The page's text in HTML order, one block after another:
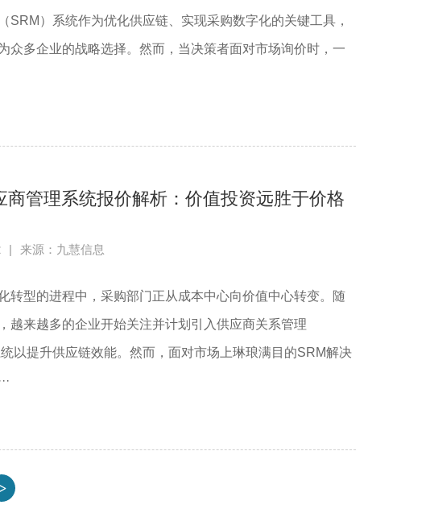
SRM）系统作为优化供应链、实现采购数字化的关键工具，
众多企业的战略选择。然而，当决策者面对市场询价时，一
商管理系统报价解析：价值投资远胜于价格
| 来源：九慧信息
转型的进程中，采购部门正从成本中心向价值中心转变。随
越来越多的企业开始关注并计划引入供应商关系管理
统以提升供应链效能。然而，面对市场上琳琅满目的SRM解决